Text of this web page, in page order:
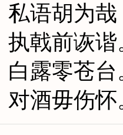
私语胡为哉
执戟前诙谐
白露零苍台
对酒毋伤怀